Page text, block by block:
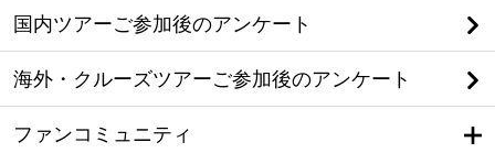
国内ツアーご参加後のアンケート
海外・クルーズツアーご参加後のアンケート
ファンコミュニティ